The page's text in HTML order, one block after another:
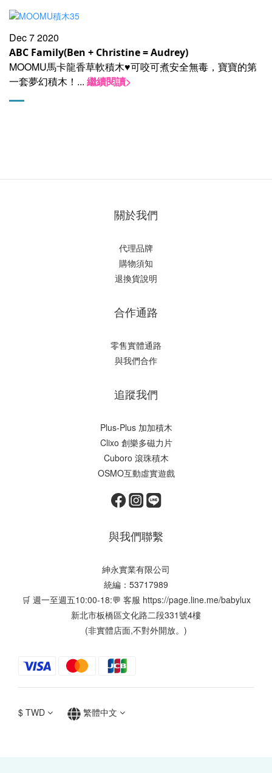
Dec 7 2020
ABC Family(Ben + Christine = Audrey)
MOOMU馬卡龍香草軟積木♥可咬可煮安全無毒，寶寶的第
一套夢幻積木！ ... 繼續閱讀>
關於我們
代理品牌
購物須知
退換貨說明
合作通路
零售實體通路
與我們合作
追蹤我們
Plus-Plus 加加積木
Clixo 創樂多磁力片
Cuboro 滾珠積木
OSMO互動虛實遊戲
與我們聯繫
紳永實業有限公司
統編：53717989
🛒 週一至週五10:00-18:💬 客服 https://page.line.me/babylux
新北市板橋區文化路二段331號4樓
(非實體店面,不對外開放。)
$ TWD 繁體中文